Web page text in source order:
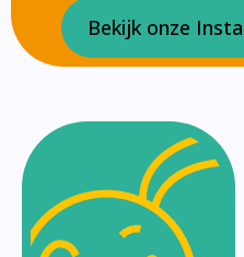
Bekijk onze